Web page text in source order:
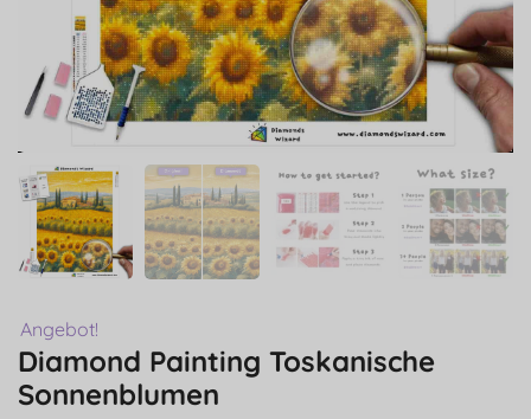
Angebot!
Diamond Painting Toskanische
Sonnenblumen